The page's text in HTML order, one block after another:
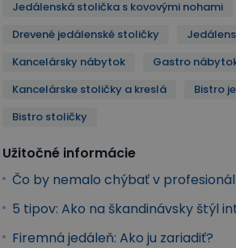
Jedálenská stolička s kovovými nohami
Drevené jedálenské stoličky
Kancelársky nábytok
Gastro
Kancelárske stoličky a kreslá
Bistro
Bistro stoličky
Užitočné informácie
Čo by nemalo chýbať v
5 tipov: Ako na škandinávsky štýl
Firemná jedáleň: Ako ju zariadiť?